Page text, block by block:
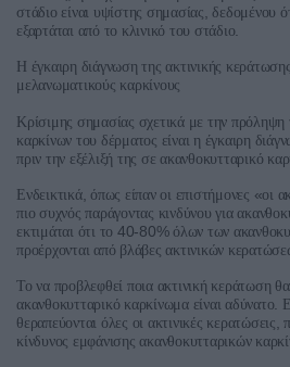
στάδιο είναι υψίστης σημασίας δεδομένου
εξαρτάται από το κλινικό του στάδιο
Η έγκαιρη διάγνωση της ακτινικής κεράτωσης
μελανωματικούς καρκίνους
Κρίσιμης σημασίας σχετικά με την πρόληψη
καρκίνων του δέρματος είναι η έγκαιρη
πριν την εξέλιξή της σε ακανθοκυτταρικό
Ενδεικτικά, όπως είπαν οι επιστήμονες «οι
πιο συχνός παράγοντας κινδύνου για
εκτιμάται ότι το 40-80% όλων των
προέρχονται από βλάβες ακτινικών
Το να προβλεφθεί ποια ακτινική κεράτωση θα
ακανθοκυτταρικό καρκίνωμα είναι αδύνατο
θεραπεύονται όλες οι ακτινικές κερατώσεις ,
κίνδυνος εμφάνισης ακανθοκυτταρικών